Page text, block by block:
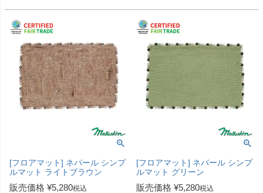
[フロアマット] ネパール シンプ
ルマット ライトブラウン
販売価格 ¥5,280税込
[フロアマット] ネパール シンプ
ルマット グリーン
販売価格 ¥5,280税込